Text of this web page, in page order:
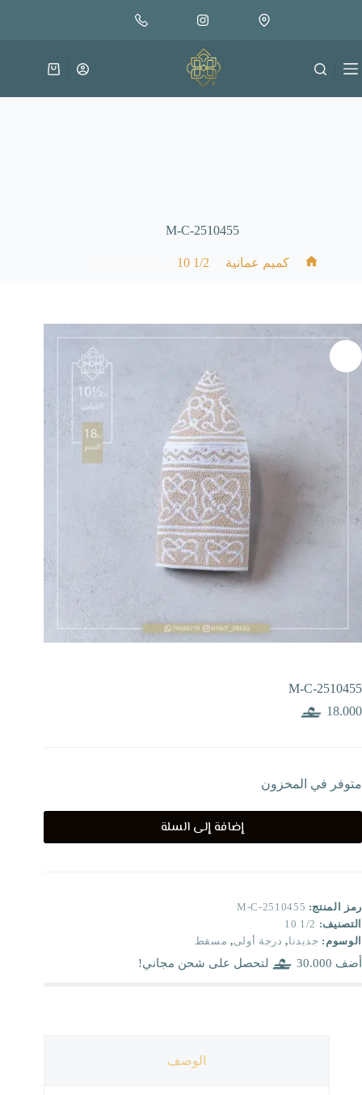
متوفر في المخزون
إضافة إلى السلة
عربة
M-C-2510455
كميم عمانية 1/2 10
M-C-2510455
18.000
متوفر في المخزون
إضافة إلى السلة
رمز المنتج: M-C-2510455
التصنيف: 1/2 10
الوسوم: جديدنا, درجة أولى, مسقط
أضف 30.000 لتحصل على شحن مجاني!
الوصف